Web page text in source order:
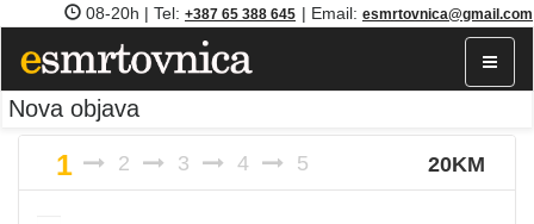
08-20h | Tel: +387 65 388 645 | Email: esmrtovnica@gmail.com
Toggle
Nova objava
1 2 3 4 5 20KM